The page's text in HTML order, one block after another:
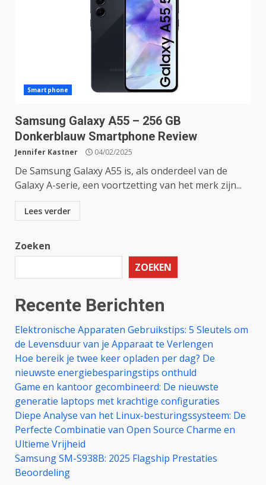
Smartphone
Samsung Galaxy A55 – 256 GB
Donkerblauw Smartphone Review
Jennifer Kastner 04/02/2025
De Samsung Galaxy A55 is, als onderdeel van de
Galaxy A-serie, een voortzetting van het merk zijn...
Lees verder
Zoeken
ZOEKEN
Recente Berichten
Elektronische Apparaten Gebruikstips: 5 Sleutels om
de Levensduur van je Apparaat te Verlengen
Hoe bereik je twee keer opladen per dag? De
nieuwste energiebesparingstips onthuld
Game en kantoor gecombineerd: De nieuwste
generatie laptops met krachtige configuraties
Diepe Analyse van het Linux-besturingssysteem: De
Perfecte Combinatie van Open Source Charme en
Ultieme Vrijheid
Samsung SM-S938B: 2025 Flagship Prestaties
Beoordeling